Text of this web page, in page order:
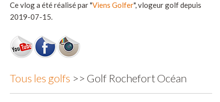
Ce vlog a été réalisé par "Viens Golfer", vlogeur golf depuis
2019-07-15.
Tous les golfs >> Golf Rochefort Océan